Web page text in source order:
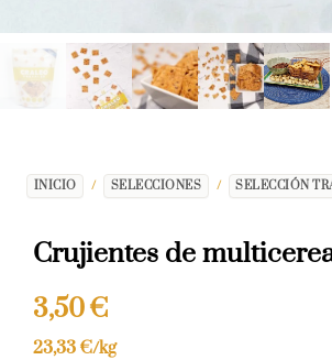
INICIO / SELECCIONES / SELECCIÓN
Crujientes de
3,50€
23,33 €/kg